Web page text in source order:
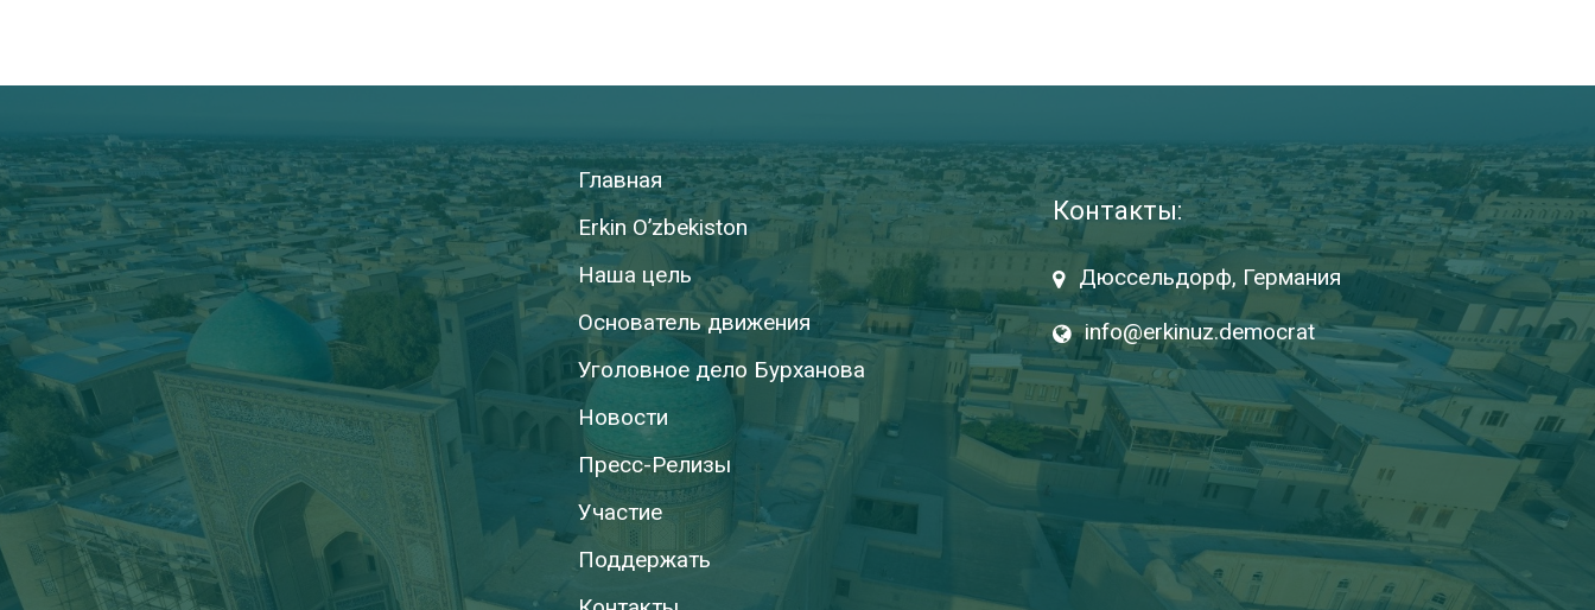
Главная
Erkin O’zbekiston
Наша цель
Основатель движения
Уголовное дело Бурханова
Новости
Пресс-Релизы
Участие
Поддержать
Контакты:
Дюссельдорф, Германия
info@erkinuz.democrat